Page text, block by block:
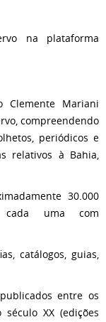
na plataforma
Clemente Mariani
compreendendo
periódicos e
relativos à Bahia,
30.000
cada uma com
catálogos, guias,
entre os
XX (edições